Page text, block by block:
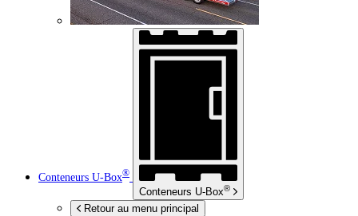
Conteneurs U-Box®
Conteneurs U-Box®
Retour au menu principal